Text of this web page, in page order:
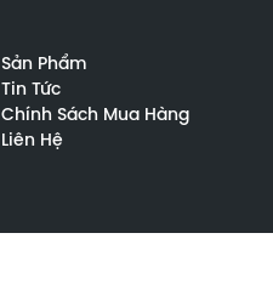
Sản Phẩm
Tin Tức
Chính Sách Mua Hàng
Liên Hệ